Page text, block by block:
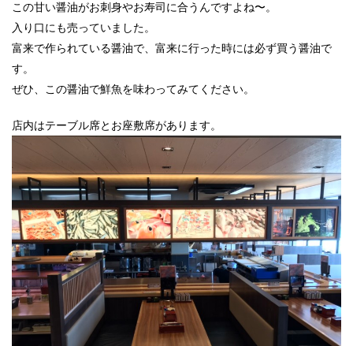
この甘い醤油がお刺身やお寿司に合うんですよね〜。
入り口にも売っていました。
富来で作られている醤油で、富来に行った時には必ず買う醤油で
す。
ぜひ、この醤油で鮮魚を味わってみてください。
店内はテーブル席とお座敷席があります。